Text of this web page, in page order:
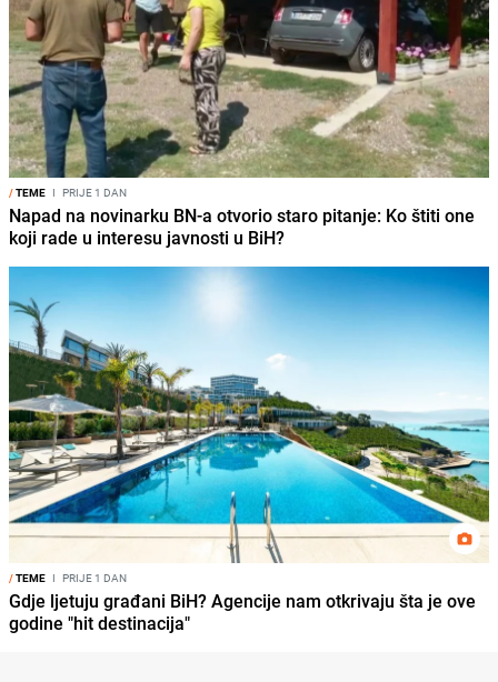
/TEME I PRIJE 1 DAN
Napad na novinarku BN-a otvorio staro pitanje: Ko štiti one
koji rade u interesu javnosti u BiH?
/TEME I PRIJE 1 DAN
Gdje ljetuju građani BiH? Agencije nam otkrivaju šta je ove
godine "hit destinacija"